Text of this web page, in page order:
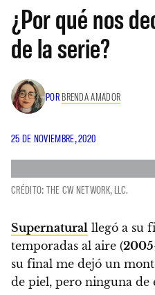
¿Por qué nos
de la serie?
POR BRENDA AMADOR
25 DE NOVIEMBRE, 2020
CRÉDITO: THE CW NETWORK, LLC.
Supernatural llegó a su
temporadas al aire (
su final me dejó un
de piel, pero ninguna de